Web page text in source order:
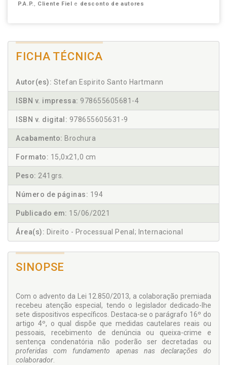
P.A.P., Cliente Fiel e desconto de autores
FICHA TÉCNICA
Autor(es): Stefan Espirito Santo Hartmann
ISBN v. impressa: 978655605681-4
ISBN v. digital: 978655605631-9
Acabamento: Brochura
Formato: 15,0x21,0 cm
Peso: 241grs.
Número de páginas: 194
Publicado em: 15/06/2021
Área(s): Direito - Processual Penal; Internacional
SINOPSE
Com o advento da Lei 12.850/2013, a colaboração premiada
recebeu atenção especial, tendo o legislador dedicado-lhe
sete dispositivos específicos. Destaca-se o parágrafo 16º do
artigo 4º, o qual dispõe que medidas cautelares reais ou
pessoais, recebimento de denúncia ou queixa-crime e
sentença condenatória não poderão ser decretadas ou
proferidas com fundamento apenas nas declarações do
colaborador.